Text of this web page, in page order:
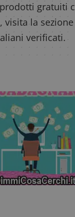
gratuiti
, visita la
verificati.